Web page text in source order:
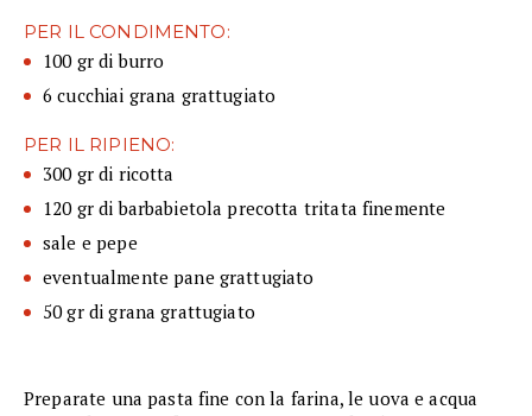
PER IL CONDIMENTO:
100 gr di burro
6 cucchiai grana grattugiato
PER IL RIPIENO:
300 gr di ricotta
120 gr di barbabietola precotta tritata finemente
sale e pepe
eventualmente pane grattugiato
50 gr di grana grattugiato
Preparate una pasta fine con la farina, le uova e acqua